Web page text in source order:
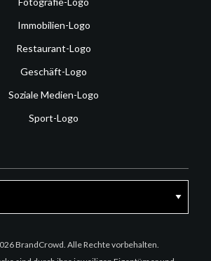
Immobilien-Logo
Restaurant-Logo
Geschäft-Logo
Soziale Medien-Logo
Sport-Logo
BrandCrowd. Alle Rechte vorbehalten.